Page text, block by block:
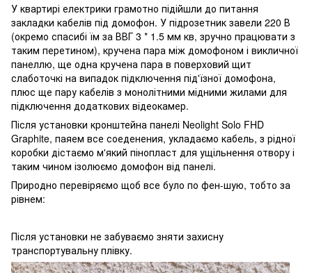
У квартирі електрики грамотно підійшли до питання
закладки кабелів під домофон. У підрозетник завели 220 В
(окремо спасибі їм за ВВГ 3 * 1.5 мм кв, зручно працювати з
таким перетином), кручена пара між домофоном і викличної
панеллю, ще одна кручена пара в поверховий щит
слаботочкі на випадок підключення під'їзної домофона,
плюс ще пару кабелів з монолітними мідними жилами для
підключення додаткових відеокамер.
Після установки кронштейна панелі Neolight Solo FHD
Graphite, паяем все соеденения, укладаємо кабель, з рідної
коробки дістаємо м'який пінопласт для ущільнення отвору і
таким чином ізолюємо домофон від панелі.
Природно перевіряємо щоб все було по фен-шую, тобто за
рівнем:
Після установки не забуваємо зняти захисну
транспортувальну плівку.